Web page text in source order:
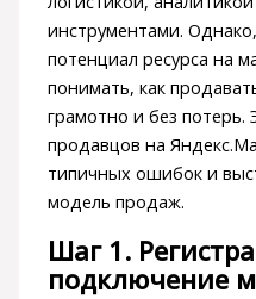
инструментами.
потенциал ресурса на
понимать, как
грамотно и без потерь.
продавцов на
типичных ошибок и
модель продаж.
Шаг 1.
подключение